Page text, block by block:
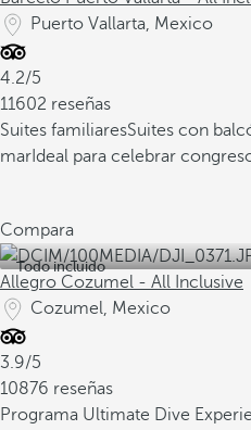
Puerto Vallarta, Mexico
4.2/5
11602 reseñas
Suites familiaresSuites con
mar Ideal para celebrar
Compara
Todo incluido
Allegro Cozumel - All Inclusive
Cozumel, Mexico
3.9/5
10876 reseñas
Programa Ultimate Dive